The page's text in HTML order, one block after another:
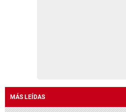
MÁS LEÍDAS